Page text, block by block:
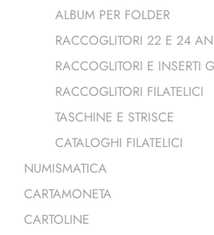
ALBUM PER FOLDER
RACCOGLITORI 22 E 24
RACCOGLITORI E INSERTI
RACCOGLITORI FILATELICI
TASCHINE E STRISCE
CATALOGHI FILATELICI
NUMISMATICA
CARTAMONETA
CARTOLINE